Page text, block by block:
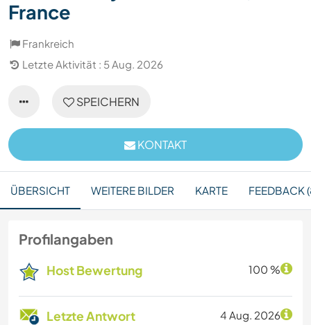
France
Frankreich
Letzte Aktivität : 5 Aug. 2026
SPEICHERN
KONTAKT
ÜBERSICHT WEITERE BILDER KARTE FEEDBACK
Profilangaben
Host Bewertung 100 %
Letzte Antwort 4 Aug. 2026